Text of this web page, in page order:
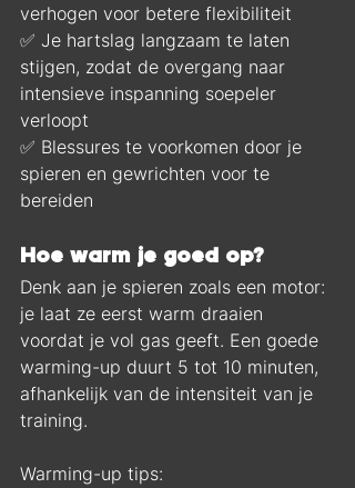
verhogen voor betere flexibiliteit
✅ Je hartslag langzaam te laten
stijgen, zodat de overgang naar
intensieve inspanning soepeler
verloopt
✅ Blessures te voorkomen door je
spieren en gewrichten voor te
bereiden
Hoe warm je goed op?
Denk aan je spieren zoals een motor:
je laat ze eerst warm draaien
voordat je vol gas geeft. Een goede
warming-up duurt 5 tot 10 minuten,
afhankelijk van de intensiteit van je
training.
Warming-up tips: